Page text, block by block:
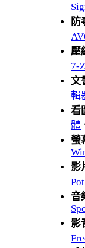
防
壓
7-
文
輯
看
體
螢
影
音
影